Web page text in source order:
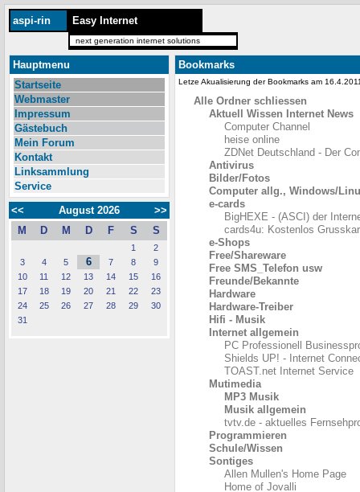
aspi-rin Easy Internet
next generation internet solutions
Hauptmenu
Startseite
Webmaster
Impressum
Gästebuch
Mein Forum
Kontakt
Linksammlung
Service
<<
August 2026
>>
M
D M D F S S
1
2
3
4 5 6 7 8
9
10
11 12 13 14 15
16
17
18 19 20 21 22
23
24
25 26 27 28 29
30
31
Bookmarks
Letze Akualisierung der Bookmarks am
Alle Ordner schliessen
Aktuell Wissen Internet News
Computer Channel
heise online
ZDNet Deutschland - Der
Antivirus
Bilder/Fotos
Computer allg., Windows/
e-cards
BigHEXE - (ASCI) der
cards4u: Kostenlos
e-Shops
Free/Shareware
Free SMS_Telefon usw
Freunde/Bekannte
Hardware
Hardware-Treiber
Hifi - Musik
Internet allgemein
PC Professionell
Shields UP! - Internet
TOAST.net Internet Service
Mutimedia
MP3 Musik
Musik allgemein
tvtv.de - aktuelles
Programmieren
Schule/Wissen
Sontiges
Allen Mullen's Home Page
Home of Jovalli